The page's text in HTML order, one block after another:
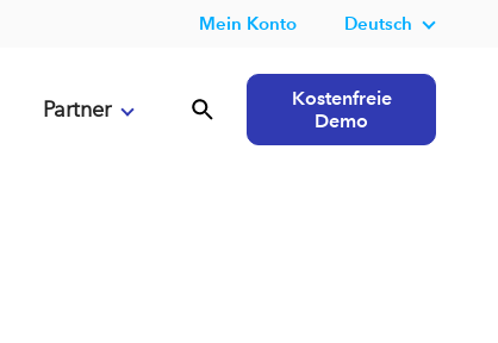
Mein Konto Deutsch
Partner
Kostenfreie
Demo